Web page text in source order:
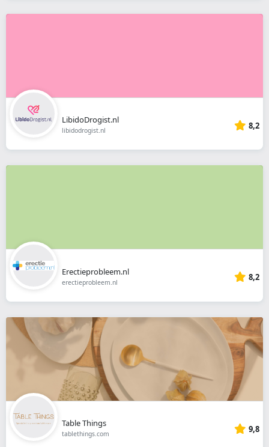
LibidoDrogist.nl
libidodrogist.nl 8,2
Erectieprobleem.nl
erectieprobleem.nl 8,2
Table Things
tablethings.com 9,8